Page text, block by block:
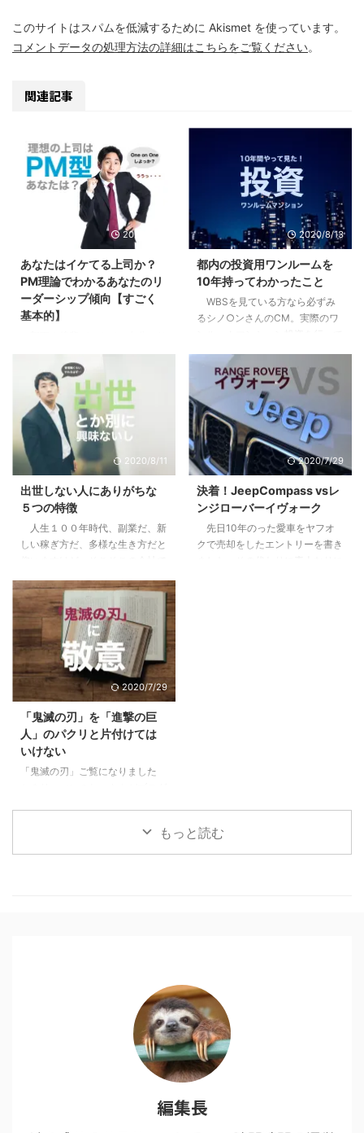
このサイトはスパムを低減するために Akismet を使っています。
コメントデータの処理方法の詳細はこちらをご覧ください。
関連記事
2020/9/10
あなたはイケてる上司か？
PM理論でわかるあなたのリ
ーダーシップ傾向【すごく
基本的】
ーダーシップはあるのか疑問に思
ったり、不安になったはしていま
せんか？自分はイケてるリーダー
なのか？違うのか？気になってし
まったり。 まずはあなたの行動
特性から現在の特徴を見て見まし
ょう。 目次1 PM理論でわかるあ
なたのリーダーシップ【まずはこ
れだけは知っておこう】2 pM型
のあなたは、自己マン注意報3
Pm型のあなたは、無理にPM目指
さなくていいかも4 pm型のあな
た、大丈夫。これから楽しめる5
ーとしての次の次元へ6 ご自分の
PM型を診断して ...
2020/8/13
都内の投資用ワンルームを
10年持ってわかったこと
WBSを見ている方なら必ずみ
るシノ○ンさんのCM。実際のワ
が多少なりとも参考になればと思
います。 目次1 先日売り先が見つ
かり200万くらい儲かった2 「時
間を資産に変える投資」という妙
味3 僕が10年持って手放した３つ
の理由3.1 全ては自分には返って
こないリターン3.2 節税効果とい
くないが、減らすことができにく
い4 やってよかったと思う２つの
こと4.1 税制や資産運用の勉強に
なる。自分で持つのは全然違う。
2020/8/11
出世しない人にありがちな
５つの特徴
人生１００年時代、副業だ、新
しい稼ぎ方だ、多様な生き方だと
少は出世をしていきたいじゃない
かと思っている方に、少しでも参
考になればと思います。 目次1
下記に当てはまる場合は出世から
遠ざかっている1.1 他の社員より
研修を受けていない＝あなたの期
待値が下がっている1.2 仕事の内
ずっとそれをやっていてくれ1.3
気にかけてくれる上役、上司がい
ない＝上がるエンジンがない2 そ
んな自分がこんな傾向に陥ってい
2020/7/29
決着！JeepCompass vsレ
ンジローバーイヴォーク
先日10年のった愛車をヤフオ
クで売却をしたエントリーを書き
2020/7/29
「鬼滅の刃」を「進撃の巨
人」のパクリと片付けては
いけない
「鬼滅の刃」ご覧になりました
はそんなことない、作者にとても
敬意を表したく。稚拙ながら僕な
鬼である人間を切りながらも尊重
し、その先をあり方を強烈に訴え
もっと読む
編集長